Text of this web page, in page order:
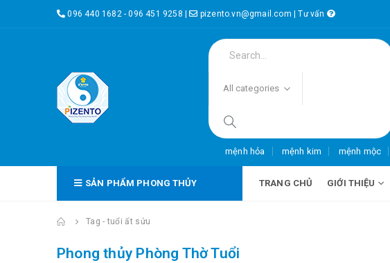
096 440 1682 - 096 451 9258 | pizento.vn@gmail.com |Tư vấn
All categories
mệnh hỏa mệnh kim mệnh mộc
SẢN PHẨM PHONG THỦY TRANG CHỦ GIỚI THIỆU
Tag -tuổi ất sửu
Phong thủy Phòng Thờ Tuổi